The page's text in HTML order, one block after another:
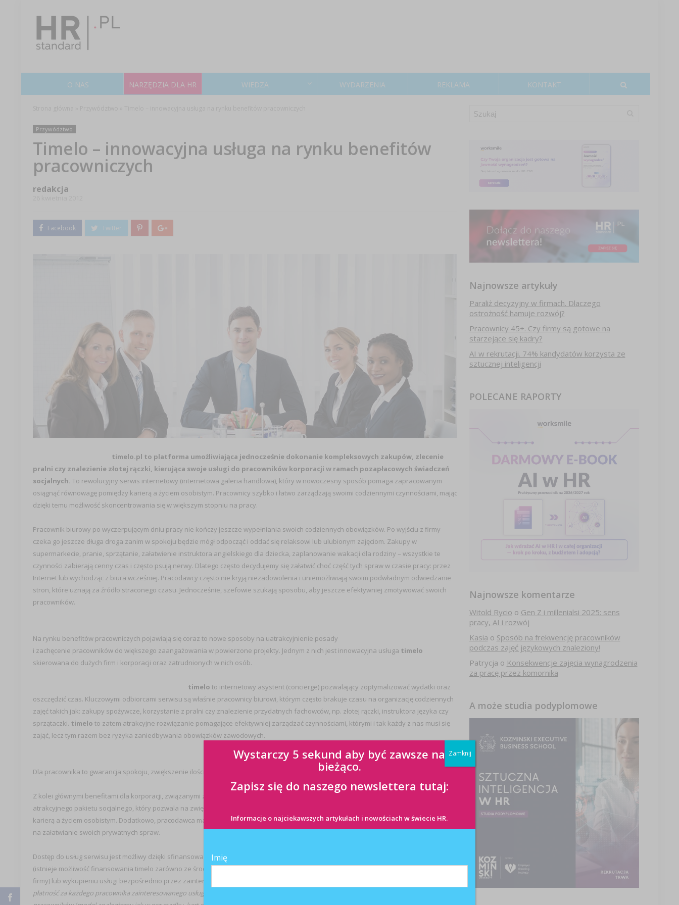
O NAS NARZĘDZIA DLA HR WIEDZA WYDARZENIA REKLAMA KONTAKT
Przywództwo
Timelo – innowacyjna usługa na rynku benefitów
pracowniczych
redakcja
timelo.pl to platforma umożliwiająca jednocześnie dokonanie kompleksowych zakupów, zlecenie
pralni czy znalezienie złotej rączki, kierująca swoje usługi do pracowników korporacji w ramach pozapłacowych świadczeń
socjalnych. To rewolucyjny serwis internetowy (internetowa galeria handlowa), który w nowoczesny sposób pomaga zapracowanym
osiągnąć równowagę pomiędzy karierą a życiem osobistym. Pracownicy szybko i łatwo zarządzają swoimi codziennymi czynnościami, mając
dzięki temu możliwość skoncentrowania się w większym stopniu na pracy.
Pracownik biurowy po wyczerpującym dniu pracy nie kończy jeszcze wypełniania swoich codziennych obowiązków. Po wyjściu z firmy
czeka go jeszcze długa droga zanim w spokoju będzie mógł odpocząć i oddać się relaksowi lub ulubionym zajęciom. Zakupy w
supermarkecie, pranie, sprzątanie, załatwienie instruktora angielskiego dla dziecka, zaplanowanie wakacji dla rodziny – wszystkie te
czynności zabierają cenny czas i często psują nerwy. Dlatego często decydujemy się załatwić choć część tych spraw w czasie pracy: przez
Internet lub wychodząc z biura wcześniej. Pracodawcy często nie kryją niezadowolenia i uniemożliwiają swoim podwładnym odwiedzanie
stron, które uznają za źródło straconego czasu. Jednocześnie, szefowie szukają sposobu, aby jeszcze efektywniej zmotywować swoich
pracowników.
Na rynku benefitów pracowniczych pojawiają się coraz to nowe sposoby na uatrakcyjnienie posady
i zachęcenie pracowników do większego zaangażowania w powierzone projekty. Jednym z nich jest innowacyjna usługa timelo
skierowana do dużych firm i korporacji oraz zatrudnionych w nich osób.
timelo to internetowy asystent (concierge) pozwalający zoptymalizować wydatki oraz
oszczędzić czas. Kluczowymi odbiorcami serwisu są właśnie pracownicy biurowi, którym często brakuje czasu na organizację codziennych
zajęć takich jak: zakupy spożywcze, korzystanie z pralni czy znalezienie przydatnych fachowców, np. złotej rączki, instruktora języka czy
sprzątaczki. timelo to zatem atrakcyjne rozwiązanie pomagające efektywniej zarządzać czynnościami, którymi i tak każdy z nas musi się
zająć, lecz tym razem bez ryzyka zaniedbywania obowiązków zawodowych.
Dla pracownika to gwarancja spokoju, zwiększenie ilości wolnego czasu po pracy oraz oszczędność pieniędzy.
Z kolei głównymi benefitami dla korporacji, związanymi z korzystaniem z
, jest udostępnienie zatrudnionym w firmie osobom
atrakcyjnego pakietu socjalnego, który pozwala na zwiększenie efektywności wykonywanych zadań i osiągnięcie równowagi między
karierą a życiem osobistym. Dodatkowo, pracodawca ma szansę, aby odzyskać czas, który pracownicy pożytkują, podczas godzin pracy,
na załatwianie swoich prywatnych spraw.
Dostęp do usług serwisu jest możliwy dzięki sfinansowaniu pakietów pracownikom w ramach pozapłacowych świadczeń pracowniczych
(istnieje możliwość finansowania timelo zarówno ze środków Zakładowego Funduszu Świadczeń Socjalnych jak i środków obrotowych
firmy) lub wykupieniu usługi bezpośrednio przez zainteresowanego pracownika.
płatność za każdego pracownika zainteresowanego usługą, gdzie cena uzależniona jest od rodzaju pakietu oraz minimalnej liczby zgłoszonych
Najnowsze artykuły
Paraliż decyzyjny w firmach. Dlaczego
ostrożność hamuje rozwój?
Pracownicy 45+. Czy firmy są gotowe na
starzejące się kadry?
AI w rekrutacji. 74% kandydatów korzysta ze
sztucznej inteligencji
POLECANE RAPORTY
Najnowsze komentarze
Witold Rycio o Gen Z i millenialsi 2025: sens
pracy, AI i rozwój
Kasia o Sposób na frekwencję pracowników
podczas zajęć językowych znaleziony!
Patrycja o Konsekwencje zajęcia wynagrodzenia
za pracę przez komornika
A może studia podyplomowe
Wystarczy 5 sekund aby być zawsze na
bieżąco.
Zapisz się do naszego newslettera tutaj:
Informacje o najciekawszych artykułach i nowościach w świecie HR.
Imię
Zamknij